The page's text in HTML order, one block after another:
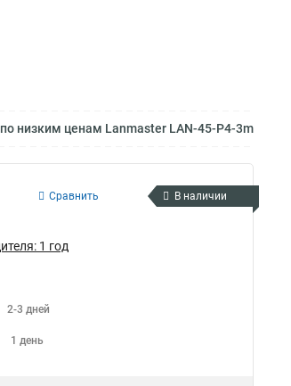
низким ценам Lanmaster LAN-45-P4-3m
Сравнить В наличии
1 год
2-3 дней
1 день